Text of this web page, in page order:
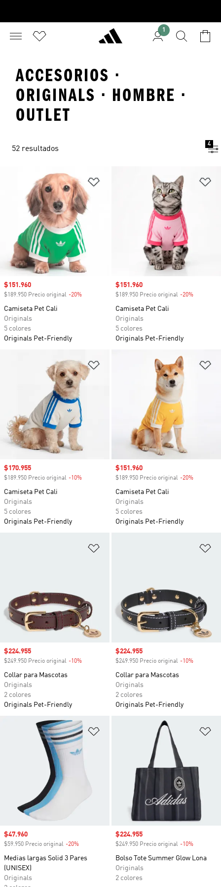
1
ACCESORIOS ·
ORIGINALS · HOMBRE ·
OUTLET
52 resultados
4
Añadir a la lista de deseos
Precio de venta
$151.960
$189.950 Precio original -20%
Camiseta Pet Cali
Originals
5 colores
Originals Pet-Friendly
Precio de venta
$151.960
$189.950 Precio original -20%
Camiseta Pet Cali
Originals
5 colores
Originals Pet-Friendly
Añadir a la lista de deseos
Precio de venta
$170.955
$189.950 Precio original -10%
Camiseta Pet Cali
Originals
5 colores
Originals Pet-Friendly
Precio de venta
$151.960
$189.950 Precio original -20%
Camiseta Pet Cali
Originals
5 colores
Originals Pet-Friendly
Precio de venta
$224.955
$249.950 Precio original -10%
Collar para Mascotas
Originals
2 colores
Originals Pet-Friendly
Precio de venta
$224.955
$249.950 Precio original -10%
Collar para Mascotas
Originals
2 colores
Originals Pet-Friendly
Añadir a la lista de deseos
Precio de venta
$47.960
$59.950 Precio original -20%
Medias largas Solid 3 Pares
(UNISEX)
Originals
Precio de venta
$224.955
$249.950 Precio original -10%
Bolso Tote Summer Glow Lona
Originals
2 colores